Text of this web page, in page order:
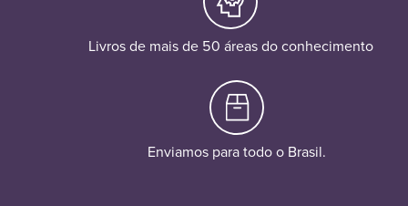
Livros de mais de 50 áreas do conhecimento
Enviamos para todo o Brasil.